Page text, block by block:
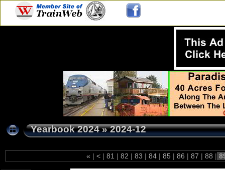
Yearbook 2024»2024-12
« | < | 81 | 82 | 83 | 84 | 85 | 86 | 87 | 88 |